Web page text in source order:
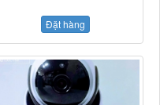
Đặt hàng